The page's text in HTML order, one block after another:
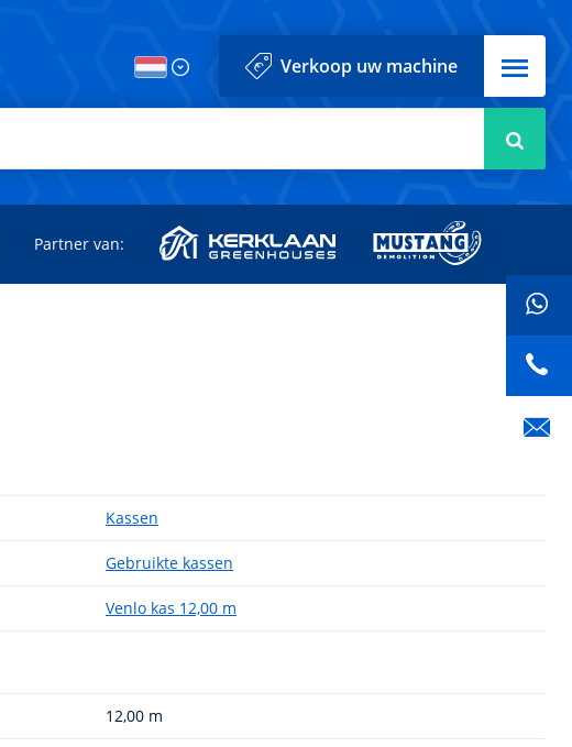
Verkoop uw machine Menu
Partner van:
Kassen
Gebruikte kassen
Venlo kas 12,00 m
12,00 m